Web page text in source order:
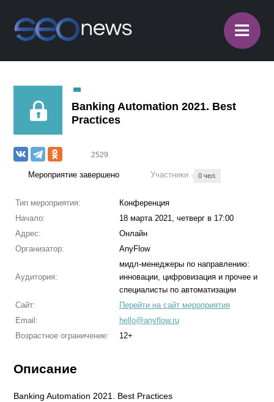
≡
Banking Automation 2021. Best
Practices
2529
Мероприятие завершено Участники 0 чел.
Тип мероприятия:
Конференция
Начало:
18 марта 2021, четверг в 17:00
Адрес:
Онлайн
Организатор:
AnyFlow
Аудитория:
мидл-менеджеры по направлению:
инновации, цифровизация и прочее и
специалисты по автоматизации
Сайт:
Перейти на сайт мероприятия
Email:
hello@anyflow.ru
Возрастное ограничение:
12+
Описание
Banking Automation 2021. Best Practices